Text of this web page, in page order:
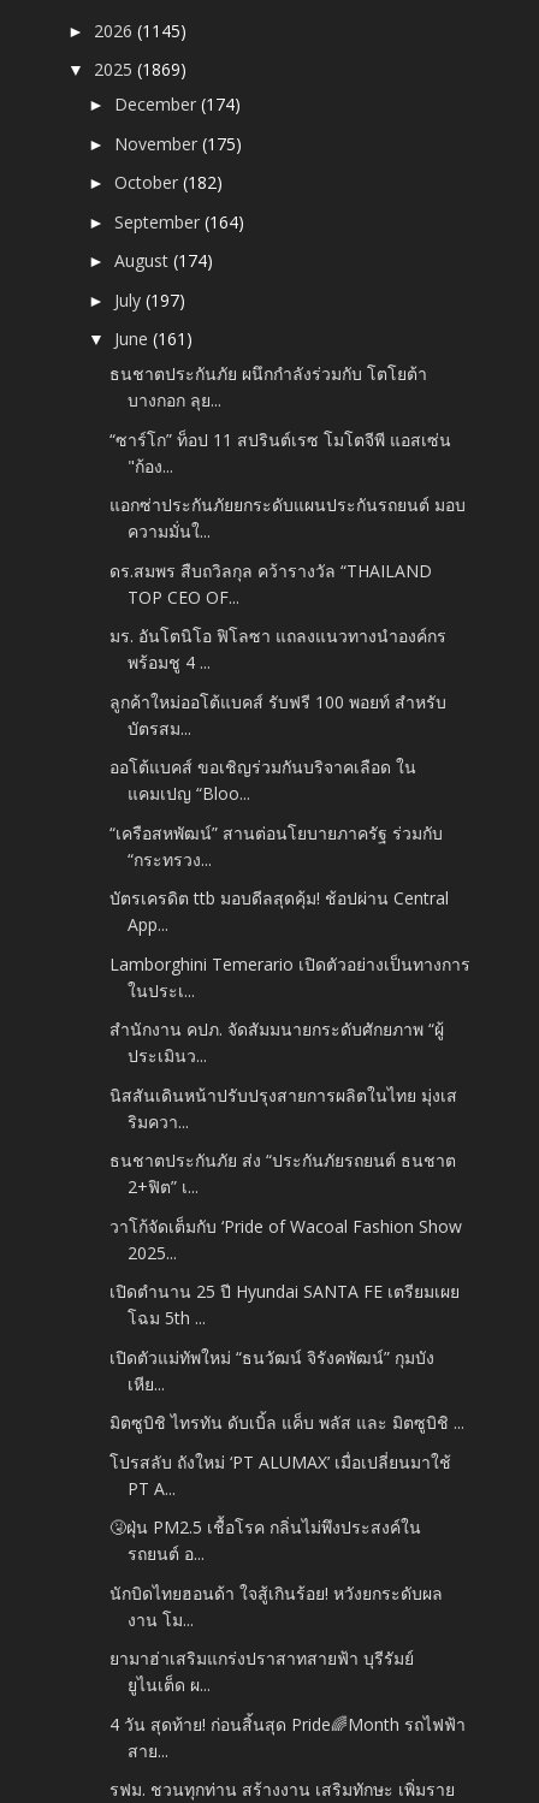
► 2026(1145)
▼ 2025(1869)
► December(174)
► November(175)
►October(182)
►September(164)
►August(174)
► July(197)
▼ June(161)
ธนชาตประกันภัย ผนึกกำลังร่วมกับ โตโยต้า
บางกอก ลุย...
“ซาร์โก” ท็อป 11 สปรินต์เรซ โมโตจีพี แอสเซ่น
"ก้อง...
แอกซ่าประกันภัยยกระดับแผนประกันรถยนต์ มอบ
ความมั่นใ...
ดร.สมพร สืบถวิลกุล คว้ารางวัล “THAILAND
TOP CEO OF...
มร. อันโตนิโอ ฟิโลซา แถลงแนวทางนำองค์กร
พร้อมชู 4 ...
ลูกค้าใหม่ออโต้แบคส์ รับฟรี 100 พอยท์ สำหรับ
บัตรสม...
ออโต้แบคส์ ขอเชิญร่วมกันบริจาคเลือด ใน
แคมเปญ “Bloo...
“เครือสหพัฒน์” สานต่อนโยบายภาครัฐ ร่วมกับ
“กระทรวง...
บัตรเครดิต ttb มอบดีลสุดคุ้ม! ช้อปผ่าน Central
App...
Lamborghini Temerario เปิดตัวอย่างเป็นทางการ
ในประเ...
สำนักงาน คปภ. จัดสัมมนายกระดับศักยภาพ “ผู้
ประเมินว...
นิสสันเดินหน้าปรับปรุงสายการผลิตในไทย มุ่งเส
ริมควา...
ธนชาตประกันภัย ส่ง “ประกันภัยรถยนต์ ธนชาต
2+ฟิต” เ...
วาโก้จัดเต็มกับ ‘Pride of Wacoal Fashion Show
2025...
เปิดตำนาน 25 ปี Hyundai SANTA FE เตรียมเผย
โฉม 5th ...
เปิดตัวแม่ทัพใหม่ “ธนวัฒน์ จิรังคพัฒน์” กุมบัง
เหีย...
มิตซูบิชิ ไทรทัน ดับเบิ้ล แค็บ พลัส และ มิตซูบิชิ ...
โปรสลับ ถังใหม่ ‘PT ALUMAX’ เมื่อเปลี่ยนมาใช้
PT A...
🤧ฝุ่น PM2.5 เชื้อโรค กลิ่นไม่พึงประสงค์ใน
รถยนต์ อ...
นักบิดไทยฮอนด้า ใจสู้เกินร้อย! หวังยกระดับผล
งาน โม...
ยามาฮ่าเสริมแกร่งปราสาทสายฟ้า บุรีรัมย์
ยูไนเต็ด ผ...
4 วัน สุดท้าย! ก่อนสิ้นสุด Pride🌈Month รถไฟฟ้า
สาย...
รฟม. ชวนทุกท่าน สร้างงาน เสริมทักษะ เพิ่มราย